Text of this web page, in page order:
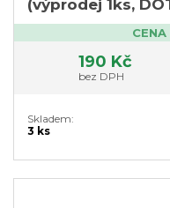
(výprodej 1ks,
190 Kč
bez DPH
Skladem:
3 ks